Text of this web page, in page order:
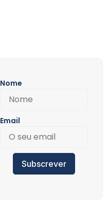
Nome
Email
Subscrever